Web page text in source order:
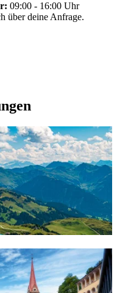
09:00 - 16:00 Uhr
über deine Anfrage.